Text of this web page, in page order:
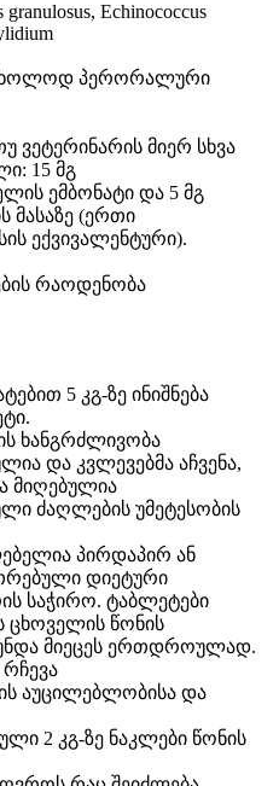
Echinococcus
მხოლოდ პერორალური
მიერ სხვა
15 მგ
ემბონატი და 5 მგ
მასაზე (ერთი
ექვივალენტური).
რაოდენობა
5 კგ-ზე ინიშნება
ხანგრძლივობა
და კვლევებმა აჩვენა,
მიღებულია
ძაღლების უმეტესობის
პირდაპირ ან
დიეტური
საჭირო. ტაბლეტები
ცხოველის წონის
უნდა მიეცეს ერთდროულად.
აუცილებლობისა და
2 კგ-ზე ნაკლები წონის